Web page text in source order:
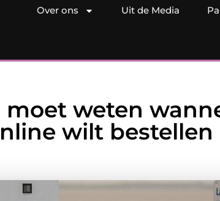
Over ons Uit de Media
weten
wilt bestellen